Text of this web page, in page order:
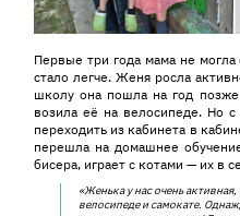
Первые три года мама не
стало легче. Женя росла
школу она пошла на год
возила её на велосипеде. Но
переходить из кабинета в
перешла на домашнее
бисера, играет с котами — их в
«Женька у нас очень активная,
велосипеде и самокате.